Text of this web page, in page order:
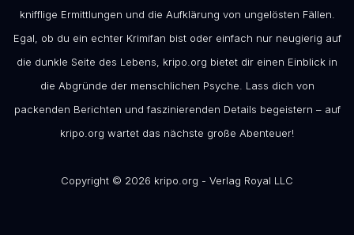
knifflige Ermittlungen und die Aufklärung von ungelösten Fällen.
Egal, ob du ein echter Krimifan bist oder einfach nur neugierig auf
die dunkle Seite des Lebens, kripo.org bietet dir einen Einblick in
die Abgründe der menschlichen Psyche. Lass dich von
packenden Berichten und faszinierenden Details begeistern – auf
kripo.org wartet das nächste große Abenteuer!
Copyright © 2026 kripo.org - Verlag Royal LLC